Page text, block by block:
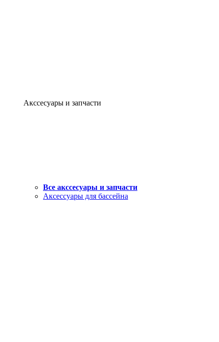
Акссесуары и запчасти
Все акссесуары и запчасти
Аксессуары для бассейна